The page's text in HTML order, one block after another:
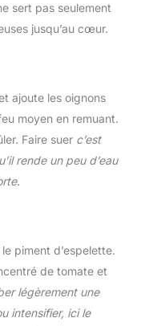
sert pas seulement
jusqu’au cœur.
ajoute les oignons
moyen en remuant.
Faire suer c’est
rende un peu d’eau
.
piment d’espelette.
de tomate et
légèrement une
intensifier, ici le